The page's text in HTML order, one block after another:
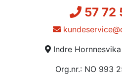
57 72
Indre
Org.nr.: NO 993